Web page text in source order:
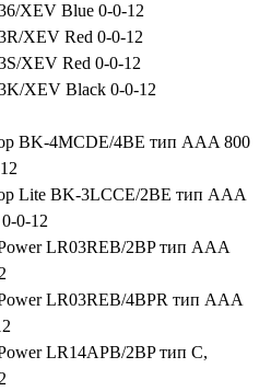
XEV Blue 0-0-12
XEV Red 0-0-12
XEV Red 0-0-12
XEV Black 0-0-12
BK-4MCDE/4BE тип AAA 800
Lite BK-3LCCE/2BE тип AAA
0-12
LR03REB/2BP тип AAA
LR03REB/4BPR тип ААА
LR14APB/2BP тип С,